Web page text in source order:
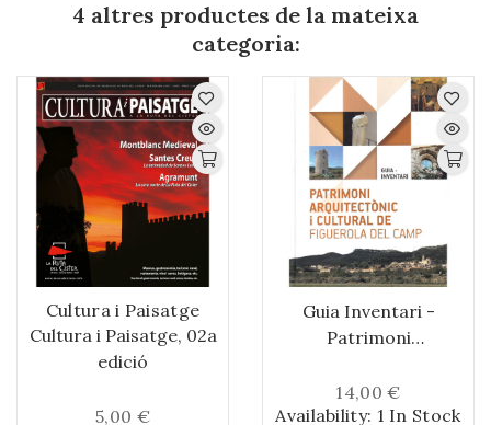
4 altres productes de la mateixa
categoria:
Cultura i Paisatge
Cultura i Paisatge, 02a
edició
5,00 €
Guia Inventari -
Patrimoni
Figuerola del Camp
14,00 €
Availability: 1 In Stock